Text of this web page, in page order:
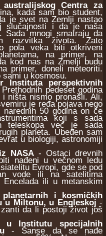
Centra za
kada sam bio student,
je svet na Zemlji nastao
slučajnosti i da je naša
Sada mnogi smatraju da
razvitka života. Zato
pola veka biti otkriveni
na primer, na
kod nas na Zmelji budu
primer, doneli meteoriti.
sami u kosmosu.
Instituta perspektivnih
pedeset godina
ništa nismo pronašli. Ali,
je ređa pojava nego
50 godina on će
koji s sada
teleskopa već je sada
planeta. Ubeđen sam
u biologiji, astronomiji
NASA - Ostaci drevnih
nađeni u večnom ledu
Evropi, gde se pod
vode ili na satelitima
ili u metanskim
i kosmičkih
u Miltonu, u Engleskoj -
da li postoji život još
u Institutu specijalnih
- Šanse da se nađe